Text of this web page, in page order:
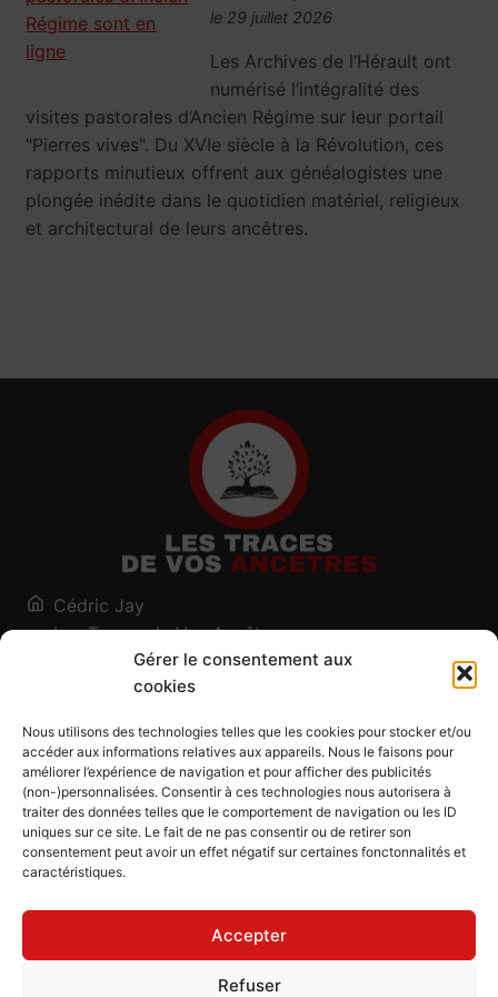
Gérer le consentement aux
cookies
Nous utilisons des technologies telles que les cookies pour stocker et/ou
accéder aux informations relatives aux appareils. Nous le faisons pour
améliorer l’expérience de navigation et pour afficher des publicités
(non-)personnalisées. Consentir à ces technologies nous autorisera à
traiter des données telles que le comportement de navigation ou les ID
uniques sur ce site. Le fait de ne pas consentir ou de retirer son
consentement peut avoir un effet négatif sur certaines fonctonnalités et
caractéristiques.
Accepter
Refuser
le 29 juillet 2026
Les Archives de l’Hérault ont
numérisé l’intégralité des
visites pastorales d’Ancien Régime sur leur portail
"Pierres vives". Du XVIe siècle à la Révolution, ces
rapports minutieux offrent aux généalogistes une
plongée inédite dans le quotidien matériel, religieux
et architectural de leurs ancêtres.
Cédric Jay
Les Traces de Vos Ancêtres
120, chemin des Salines
73200 Albertville - Savoie
Blog
Outils généalogiques
Contact
Plan du site
Mentions légales
Politique de confidentialité
Politique de cookies (UE)